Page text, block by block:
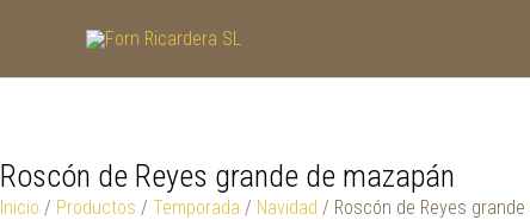
Roscón de Reyes grande de mazapán
Inicio / Productos / Temporada / Navidad / Roscón de Reyes